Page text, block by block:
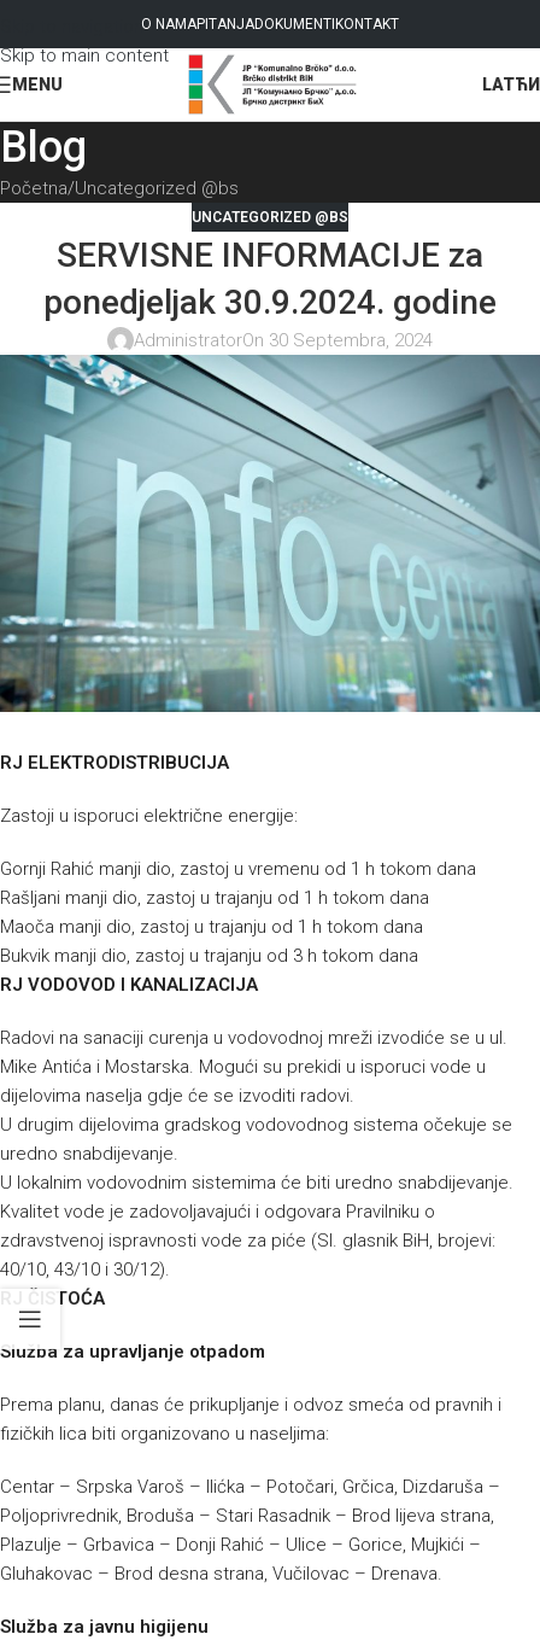
Skip to navigation
Skip to main content
O NAMAPITANJADOKUMENTI KONTAKT
MENU LAT
Blog
Početna Uncategorized @bs
UNCATEGORIZED @BS
SERVISNE INFORMACIJE za
ponedjeljak 30.9.2024. godine
AdministratorOn 30 Septembra, 2024
RJ ELEKTRODISTRIBUCIJA
Zastoji u isporuci električne energije:
Gornji Rahić manji dio, zastoj u vremenu od 1 h tokom dana
Rašljani manji dio, zastoj u trajanju od 1 h tokom dana
Maoča manji dio, zastoj u trajanju od 1 h tokom dana
Bukvik manji dio, zastoj u trajanju od 3 h tokom dana
RJ VODOVOD I KANALIZACIJA
Radovi na sanaciji curenja u vodovodnoj mreži izvodiće se u ul.
Mike Antića i Mostarska. Mogući su prekidi u isporuci vode u
dijelovima naselja gdje će se izvoditi radovi.
U drugim dijelovima gradskog vodovodnog sistema očekuje se
uredno snabdijevanje.
U lokalnim vodovodnim sistemima će biti uredno snabdijevanje.
Kvalitet vode je zadovoljavajući i odgovara Pravilniku o
zdravstvenoj ispravnosti vode za piće (Sl. glasnik BiH, brojevi:
40/10, 43/10 i 30/12).
RJ ČISTOĆA
Služba za upravljanje otpadom
Prema planu, danas će prikupljanje i odvoz smeća od pravnih i
fizičkih lica biti organizovano u naseljima:
Centar – Srpska Varoš – Ilićka – Potočari, Grčica, Dizdaruša –
Poljoprivrednik, Broduša – Stari Rasadnik – Brod lijeva strana,
Plazulje – Grbavica – Donji Rahić – Ulice – Gorice, Mujkići –
Gluhakovac – Brod desna strana, Vučilovac – Drenava.
Služba za javnu higijenu